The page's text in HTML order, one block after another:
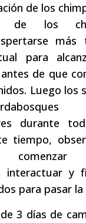
de los
de los
más
para
de que
Luego los
durante
tiempo,
interactuar y
para pasar la
3 días de